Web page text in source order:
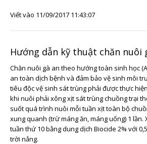
Viết vào 11/09/2017 11:43:07
Hướng dẫn kỹ thuật chăn nuôi
Chăn nuôi gà an theo hướng toàn sinh học
an toàn dịch bệnh và đảm bảo vệ sinh môi
tiêu độc vệ sinh sát trùng phải được thực
khi nuôi phải xông xịt sát trùng chuồng trại
suốt quá trình nuôi mỗi tuần xịt toàn bộ
xung quanh (trừ máng ăn, máng uống) 1 lần.
tuần thứ 10 bằng dung dịch Biocide 2% với
trời nắng.